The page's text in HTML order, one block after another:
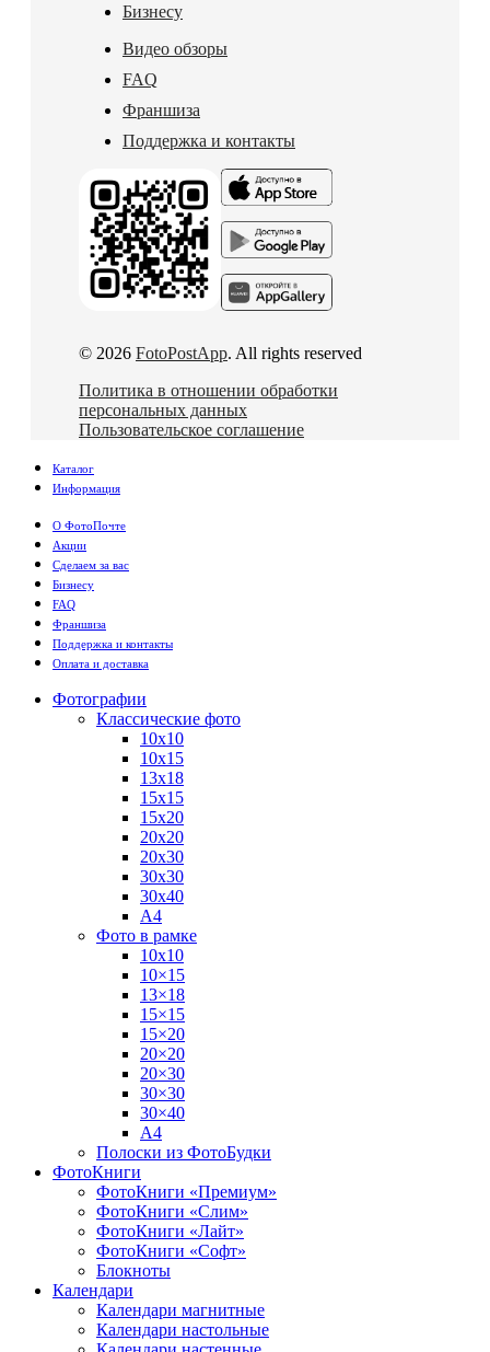
Бизнесу
Видео обзоры
FAQ
Франшиза
Поддержка и контакты
© 2026 FotoPostApp. All rights reserved
Политика в отношении обработки
персональных данных
Пользовательское соглашение
Каталог
Информация
О ФотоПочте
Акции
Сделаем за вас
Бизнесу
FAQ
Франшиза
Поддержка и контакты
Оплата и доставка
Фотографии
Классические фото
10х10
10х15
13х18
15х15
15х20
20х20
20х30
30х30
30х40
А4
Фото в рамке
10х10
10×15
13×18
15×15
15×20
20×20
20×30
30×30
30×40
A4
Полоски из ФотоБудки
ФотоКниги
ФотоКниги «Премиум»
ФотоКниги «Слим»
ФотоКниги «Лайт»
ФотоКниги «Софт»
Блокноты
Календари
Календари магнитные
Календари настольные